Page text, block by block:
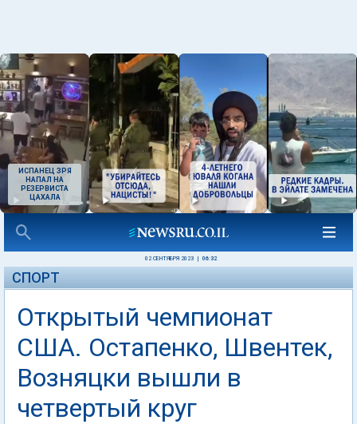
ИСПАНЕЦ ЗРЯ
НАПАЛ НА
РЕЗЕРВИСТА
ЦАХАЛА
02 СЕНТЯБРЯ 2023 06:32
СПОРТ
Открытый чемпионат
США. Остапенко, Швентек,
Возняцки вышли в
четвертый круг